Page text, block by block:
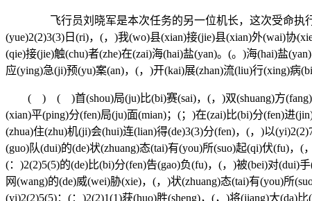
飞行员刘晓军是本次任务的另一位机长，这次受命执行
(yue)2(2)3(3)日(ri)，(，)我(wo)县(xian)接(jie)县(xian)外(wai)协
(qie)接(jie)触(chu)者(zhe)在(zai)海(hai)盐(yan)。(。)海(hai)盐
应(ying)急(ji)预(yu)案(an)，(，)开(kai)展(zhan)流(liu)行(xing)病
( ) ( )首(shou)局(ju)比(bi)赛(sai)，(，)双(shuang)方(fang)打
(xian)平(ping)分(fen)局(ju)面(mian)；(；)在(zai)比(bi)分(fen)进
(zhua)住(zhu)机(ji)会(hui)连(lian)得(de)3(3)分(fen)，(，)以
(guo)队(dui)的(de)状(zhuang)态(tai)有(you)所(suo)起(qi)伏(fu)，(
(：)2(2)5(5)的(de)比(bi)分(fen)告(gao)负(fu)，(，)被(bei)对(dui)
网(wang)的(de)威(wei)胁(xie)，(，)状(zhuang)态(tai)有(you)所
(yi)2(2)5(5)：(：)2(2)1(1)获(huo)胜(sheng)，(，)将(jiang)大(da)